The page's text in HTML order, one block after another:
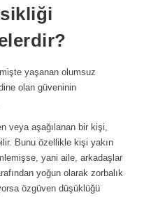
yaşanan olumsuz
olan güveninin
veya aşağılanan bir kişi,
Bunu özellikle kişi yakın
yani aile, arkadaşlar
yoğun olarak zorbalık
özgüven düşüklüğü